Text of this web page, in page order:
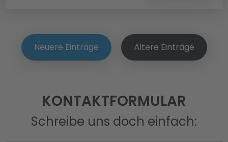
Neuere Einträge Ältere Einträge
KONTAKTFORMULAR
Schreibe uns doch einfach: